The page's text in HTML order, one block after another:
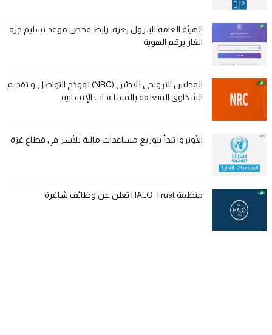
الهيئة العامة للبترول بغزة: رابط فحص موعد تسليم جرة
الغاز برقم الهوية
المجلس النرويجي للاجئين (NRC) نموذج التواصل و تقديم
الشكاوى المتعلقة بالمساعدات الإنسانية
الأونروا تبدأ بتوزيع مساعدات مالية للأسر في قطاع غزة
منظمة HALO Trust تعلن عن وظائف شاغرة